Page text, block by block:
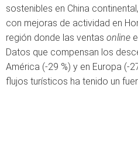
sostenibles en China
con mejoras de actividad en
región donde las ventas online
Datos que compensan los
América (-29 %) y en Europa (-
flujos turísticos ha tenido un